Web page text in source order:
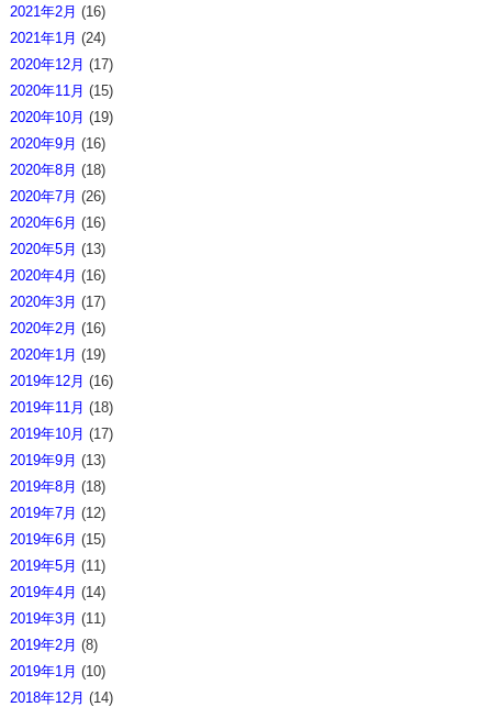
2021年2月 (16)
2021年1月 (24)
2020年12月 (17)
2020年11月 (15)
2020年10月 (19)
2020年9月 (16)
2020年8月 (18)
2020年7月 (26)
2020年6月 (16)
2020年5月 (13)
2020年4月 (16)
2020年3月 (17)
2020年2月 (16)
2020年1月 (19)
2019年12月 (16)
2019年11月 (18)
2019年10月 (17)
2019年9月 (13)
2019年8月 (18)
2019年7月 (12)
2019年6月 (15)
2019年5月 (11)
2019年4月 (14)
2019年3月 (11)
2019年2月 (8)
2019年1月 (10)
2018年12月 (14)